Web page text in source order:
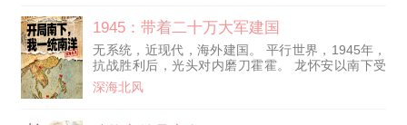
几天就好了。 师兄师兄，若是有外人惦记咱这鸟不
拉屎的山头该怎么办？ 也简单，山上的那十亩花田
正好每年都需要些上好的花肥。 师兄师兄，那若是
有人胆敢算计咱
1945：带着二十万大军建国
无系统，近现代，海外建国。 平行世界，1945年，
抗战胜利后，光头对内磨刀霍霍。 龙怀安以南下受
降的名义，带兵进入安南。 以安南为基业，建立横
跨两洋的庞大帝国。
深海北风